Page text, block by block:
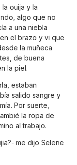
ouija y la
algo que no
a una niebla
el brazo y vi que
la muñeca
de buena
la piel.
estaban
salido sangre y
Por suerte,
la ropa de
al trabajo.
me dijo Selene